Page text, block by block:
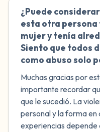
¿Puede
esta otra persona
mujer y tenía
Siento que todos
como abuso solo
Muchas gracias por
importante recordar
que le sucedió. La
personal y la forma en
experiencias depende